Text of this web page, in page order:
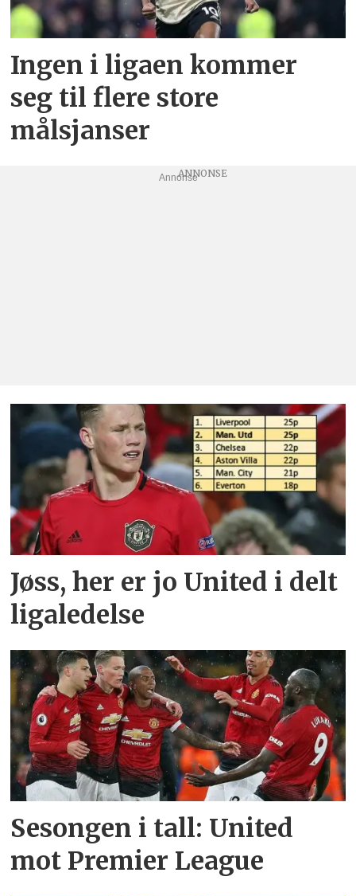
Ingen i ligaen kommer
seg til flere store
målsjanser
Annonse
Jøss, her er jo United i delt
ligaledelse
Sesongen i tall: United
mot Premier League